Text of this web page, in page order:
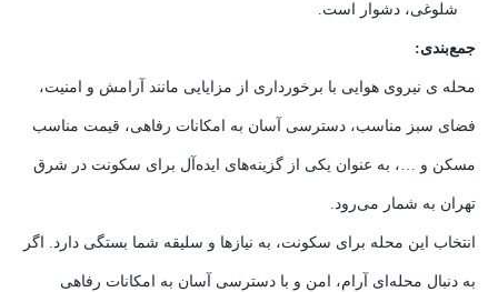
شلوغی، دشوار است.
جمع‌بندی:
محله ی نیروی هوایی با برخورداری از مزایایی مانند آرامش و امنیت،
فضای سبز مناسب، دسترسی آسان به امکانات رفاهی، قیمت مناسب
مسکن و …، به عنوان یکی از گزینه‌های ایده‌آل برای سکونت در شرق
تهران به شمار می‌رود.
انتخاب این محله برای سکونت، به نیازها و سلیقه شما بستگی دارد. اگر
به دنبال محله‌ای آرام، امن و با دسترسی آسان به امکانات رفاهی